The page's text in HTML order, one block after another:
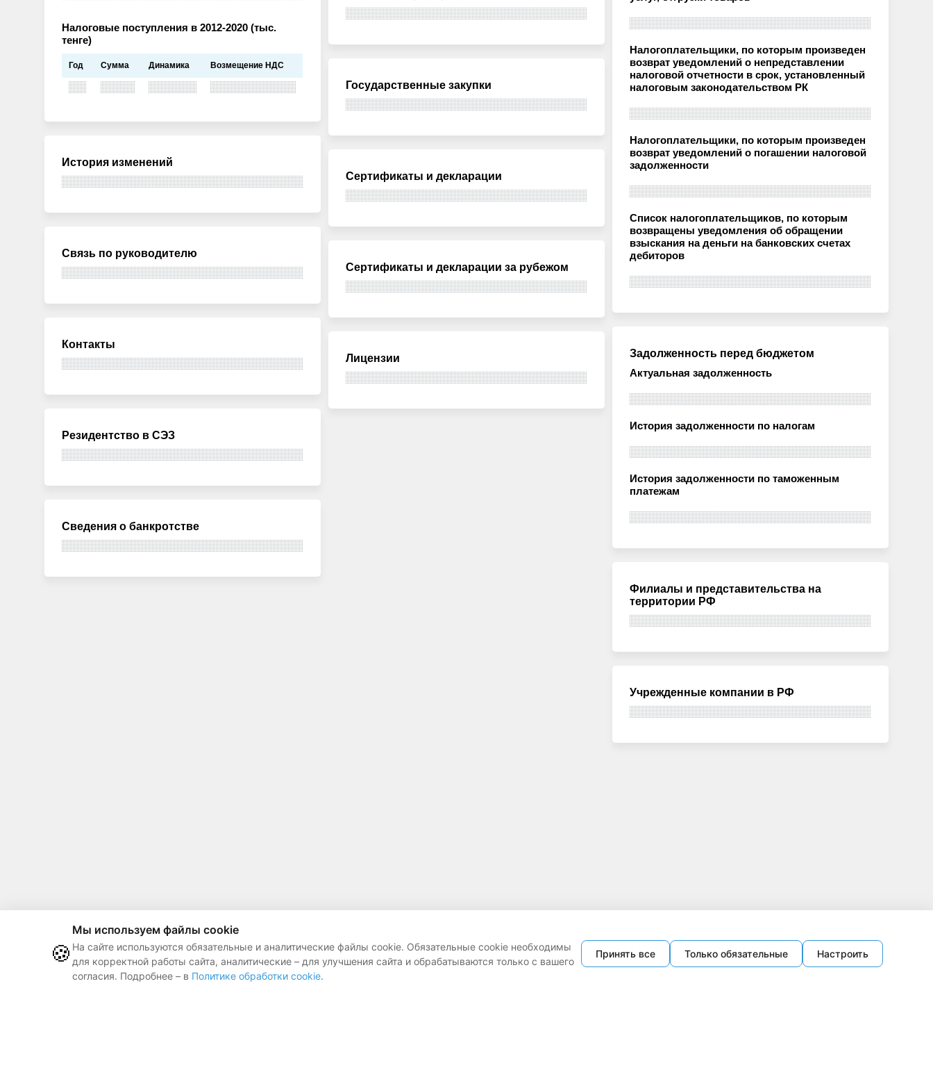
Налоговые поступления в 2012-2020 (тыс.
тенге)
Год Сумма Динамика Возмещение НДС
История изменений
Связь по руководителю
Контакты
Резидентство в СЭЗ
Сведения о банкротстве
Государственные закупки
Сертификаты и декларации
Сертификаты и декларации за рубежом
Лицензии
Налогоплательщики, по которым произведен
возврат уведомлений о непредставлении
налоговой отчетности в срок, установленный
налоговым законодательством РК
Налогоплательщики, по которым произведен
возврат уведомлений о погашении налоговой
задолженности
Список налогоплательщиков, по которым
возвращены уведомления об обращении
взыскания на деньги на банковских счетах
дебиторов
Задолженность перед бюджетом
Актуальная задолженность
История задолженности по налогам
История задолженности по таможенным
платежам
Филиалы и представительства на
территории РФ
Учрежденные компании в РФ
🍪
Мы используем файлы cookie
На сайте используются обязательные и аналитические файлы cookie. Обязательные cookie необходимы
для корректной работы сайта, аналитические – для улучшения сайта и обрабатываются только с вашего
согласия. Подробнее – в Политике обработки cookie.
Принять все Только обязательные Настроить